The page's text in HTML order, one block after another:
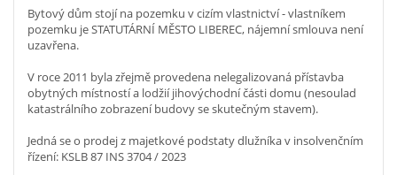
Bytový dům stojí na pozemku v cizím vlastnictví - vlastníkem
pozemku je STATUTÁRNÍ MĚSTO LIBEREC, nájemní smlouva není
uzavřena.
V roce 2011 byla zřejmě provedena nelegalizovaná přístavba
obytných místností a lodžií jihovýchodní části domu (nesoulad
katastrálního zobrazení budovy se skutečným stavem).
Jedná se o prodej z majetkové podstaty dlužníka v insolvenčním
řízení: KSLB 87 INS 3704 / 2023